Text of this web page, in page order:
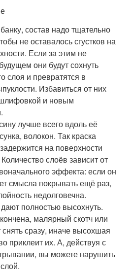
состав надо тщательно
не оставалось сгустков на
Если за этим не
они будут сохнуть
слоя и превратятся в
Избавиться от них
и новым
лучше всего вдоль её
волокон. Так краска
на поверхности
слоёв зависит от
эффекта: если он
смысла покрывать ещё раз,
недолговечна.
полностью высохнуть.
малярный скотч или
снять сразу, иначе высохшая
приклеит их. А, действуя с
вы можете нарушить